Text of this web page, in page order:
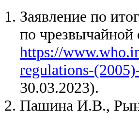
Заявление по
по
https://
regulations-
30.03.2023).
Пашина И.В.,